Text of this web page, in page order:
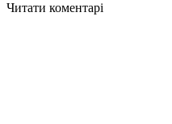
Читати коментарі